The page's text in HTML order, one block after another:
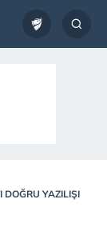
DOĞRU YAZILIŞI